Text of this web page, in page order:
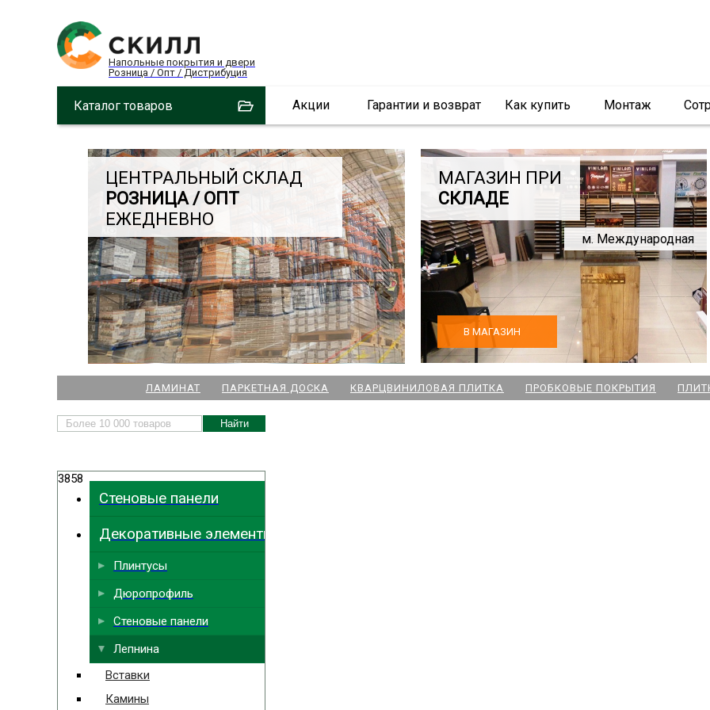
Напольные покрытия и двери
Розница / Опт / Дистрибуция
Каталог товаров Акции Гарантии и возврат Как купить Монтаж
ЦЕНТРАЛЬНЫЙ СКЛАД
РОЗНИЦА / ОПТ
ЕЖЕДНЕВНО
МАГАЗИН ПРИ
СКЛАДЕ
м. Международная
В МАГАЗИН
НАШИ МАГАЗИНЫ
Выбрать
ЛАМИНАТ ПАРКЕТНАЯ ДОСКА КВАРЦВИНИЛОВАЯ ПЛИТКА ПРОБКОВЫЕ ПОКРЫТИЯ
3858
Стеновые панели
Декоративные элементы
Плинтусы
Дюропрофиль
Стеновые панели
Лепнина
Вставки
Камины